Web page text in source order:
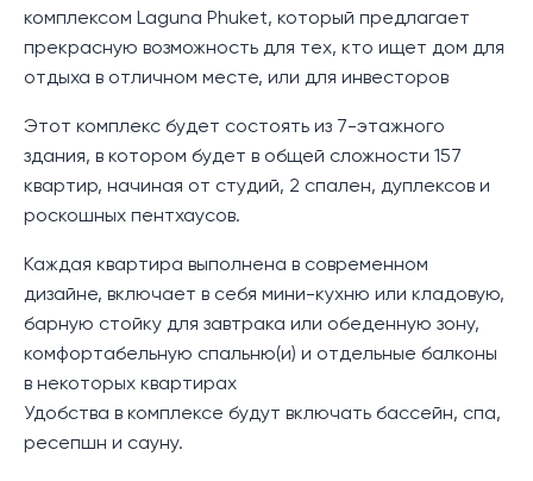
комплексом Laguna Phuket, который предлагает
прекрасную возможность для тех, кто ищет дом для
отдыха в отличном месте, или для инвесторов
Этот комплекс будет состоять из 7-этажного
здания, в котором будет в общей сложности 157
квартир, начиная от студий, 2 спален, дуплексов и
роскошных пентхаусов.
Каждая квартира выполнена в современном
дизайне, включает в себя мини-кухню или кладовую,
барную стойку для завтрака или обеденную зону,
комфортабельную спальню(и) и отдельные балконы
в некоторых квартирах
Удобства в комплексе будут включать бассейн, спа,
ресепшн и сауну.